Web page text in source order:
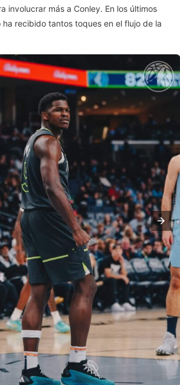
involucrar más a Conley. En los últimos
recibido tantos toques en el flujo de la